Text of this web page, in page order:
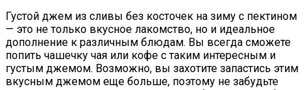
Густой джем из сливы без косточек на зиму с пектином
— это не только вкусное лакомство, но и идеальное
дополнение к различным блюдам. Вы всегда сможете
попить чашечку чая или кофе с таким интересным и
густым джемом. Возможно, вы захотите запастись этим
вкусным джемом еще больше, поэтому не забудьте